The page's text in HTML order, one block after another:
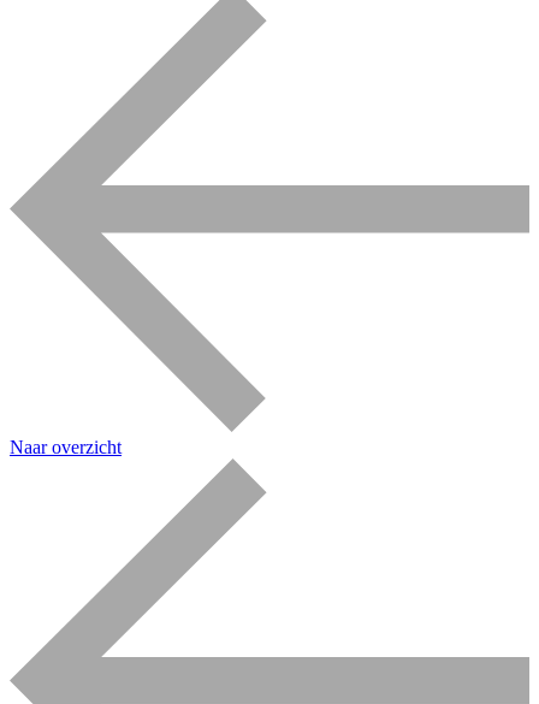
Naar overzicht